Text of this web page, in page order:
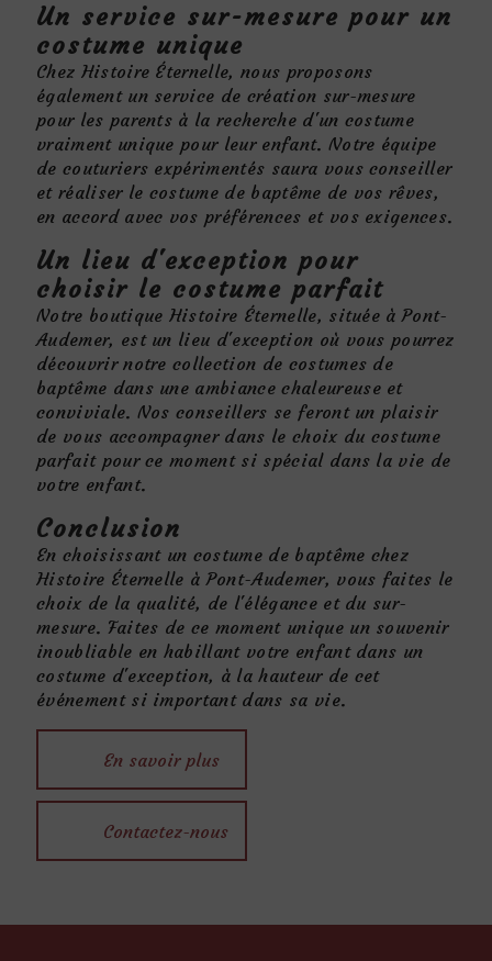
Un service sur-mesure pour un
costume unique
Chez Histoire Éternelle, nous proposons
également un service de création sur-mesure
pour les parents à la recherche d'un costume
vraiment unique pour leur enfant. Notre équipe
de couturiers expérimentés saura vous conseiller
et réaliser le costume de baptême de vos rêves,
en accord avec vos préférences et vos exigences.
Un lieu d'exception pour
choisir le costume parfait
Notre boutique Histoire Éternelle, située à Pont-
Audemer, est un lieu d'exception où vous pourrez
découvrir notre collection de costumes de
baptême dans une ambiance chaleureuse et
conviviale. Nos conseillers se feront un plaisir
de vous accompagner dans le choix du costume
parfait pour ce moment si spécial dans la vie de
votre enfant.
Conclusion
En choisissant un costume de baptême chez
Histoire Éternelle à Pont-Audemer, vous faites le
choix de la qualité, de l'élégance et du sur-
mesure. Faites de ce moment unique un souvenir
inoubliable en habillant votre enfant dans un
costume d'exception, à la hauteur de cet
événement si important dans sa vie.
En savoir plus
Contactez-nous